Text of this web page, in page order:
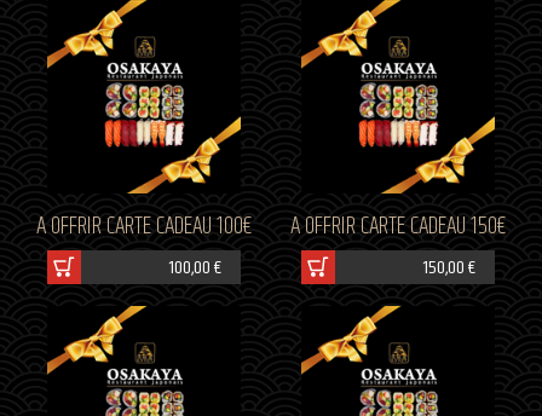
A OFFRIR CARTE CADEAU 100€
100,00 €
A OFFRIR CARTE CADEAU 150€
150,00 €